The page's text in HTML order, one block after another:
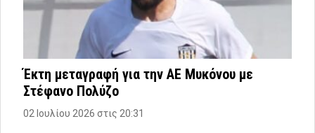
Έκτη μεταγραφή για την ΑΕ Μυκόνου με
Στέφανο Πολύζο
02 Ιουλίου 2026 στις 20:31